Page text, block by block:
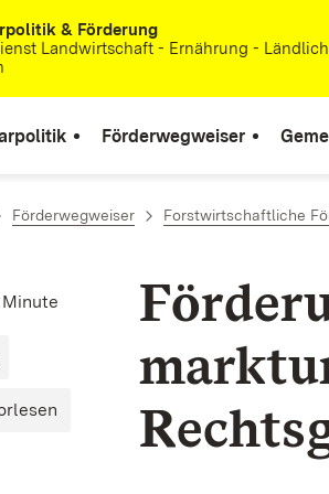
& Förderung
Landwirtschaft - Ernährung -
Förderwegweiser
Förderwegweiser Forstwirtschaftliche
Minute